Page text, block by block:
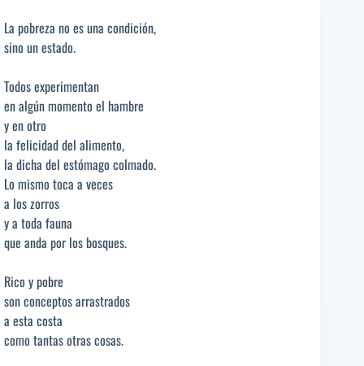
La pobreza no es una condición,
sino un estado.
Todos experimentan
en algún momento el hambre
y en otro
la felicidad del alimento,
la dicha del estómago colmado.
Lo mismo toca a veces
a los zorros
y a toda fauna
que anda por los bosques.
Rico y pobre
son conceptos arrastrados
a esta costa
como tantas otras cosas.